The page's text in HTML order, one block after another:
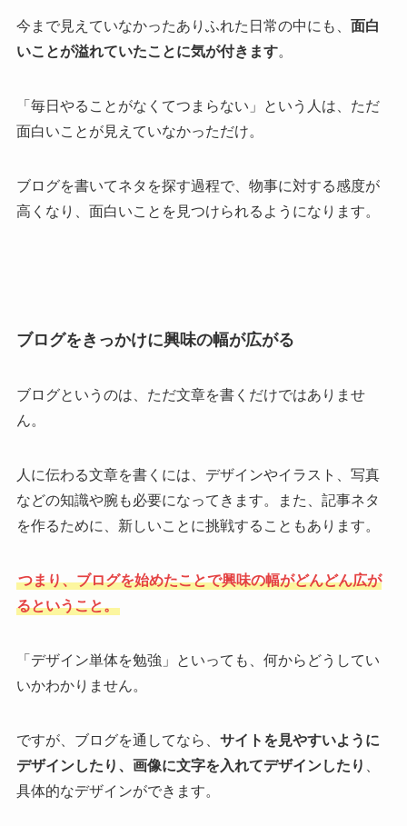
今まで見えていなかったありふれた日常の中にも、 面白
いことが溢れていたことに気が付きます。
「毎日やることがなくてつまらない」という人は、ただ
面白いことが見えていなかっただけ。
ブログを書いてネタを探す過程で、物事に対する感度が
高くなり、面白いことを見つけられるようになります。
ブログをきっかけに興味の幅が広がる
ブログというのは、ただ文章を書くだけではありませ
ん。
人に伝わる文章を書くには、デザインやイラスト、写真
などの知識や腕も必要になってきます。また、記事ネタ
を作るために、新しいことに挑戦することもあります。
つまり、ブログを始めたことで興味の幅がどんどん広が
るということ。
「デザイン単体を勉強」といっても、何からどうしてい
いかわかりません。
ですが、ブログを通してなら、 サイトを見やすいように
デザインしたり、画像に文字を入れてデザインしたり
具体的なデザインができます。